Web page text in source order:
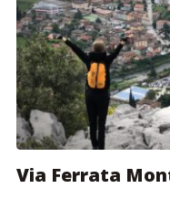
Via Ferrata